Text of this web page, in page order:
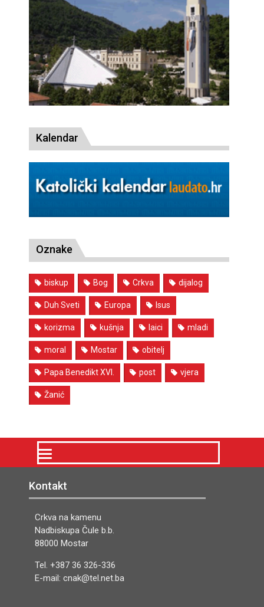
Kalendar
Oznake
biskup Bog Crkva dijalog
Duh Sveti Europa Isus
korizma kušnja laici mladi
moral Mostar obitelj
Papa Benedikt XVI. post vjera
Žanić
Kontakt
Crkva na kamenu
Nadbiskupa Čule b.b.
88000 Mostar
Tel. +387 36 326-336
E-mail: cnak@tel.net.ba